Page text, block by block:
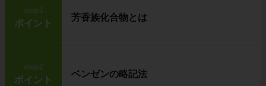
step1
ポイント
芳香族化合物とは
step2
ポイント
ベンゼンの略記法